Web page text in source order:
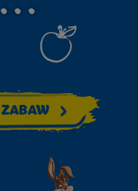
1 2 3
SLIDE 4
TO SLIDE 5
GO TO SLIDE 6
GO TO SLIDE 7
GO TO SLIDE 8
ZABAW